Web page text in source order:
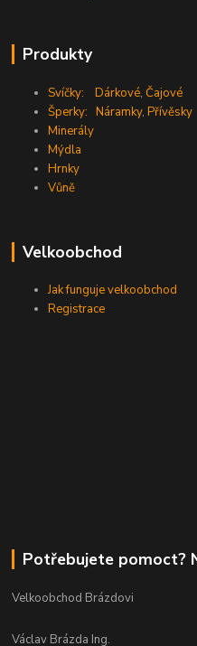
Produkty
Svíčky: Dárkové,Čajové
Šperky: Náramky,Přívěsky
Minerály
Mýdla
Hrnky
Vůně
Velkoobchod
Jak funguje velkoobchod
Registrace
Potřebujete pomoct?
Velkoobchod Brázdovi
Václav Brázda Ing.